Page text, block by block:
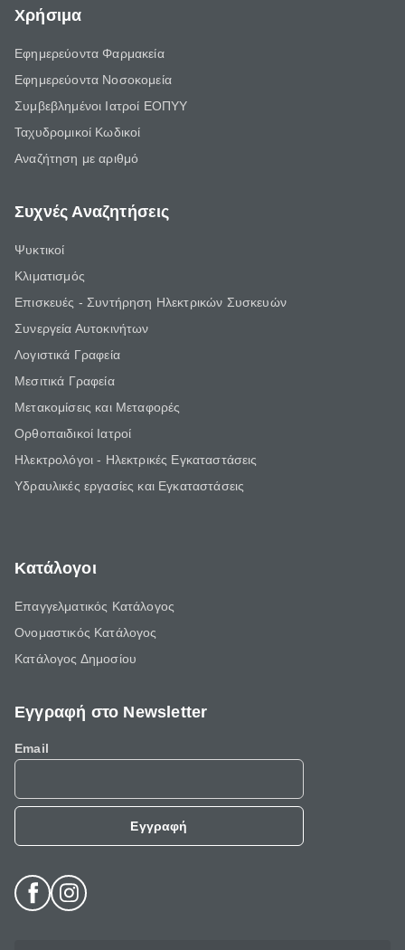
Χρήσιμα
Εφημερεύοντα Φαρμακεία
Εφημερεύοντα Νοσοκομεία
Συμβεβλημένοι Ιατροί ΕΟΠΥΥ
Ταχυδρομικοί Κωδικοί
Αναζήτηση με αριθμό
Συχνές Αναζητήσεις
Ψυκτικοί
Κλιματισμός
Επισκευές - Συντήρηση Ηλεκτρικών Συσκευών
Συνεργεία Αυτοκινήτων
Λογιστικά Γραφεία
Μεσιτικά Γραφεία
Μετακομίσεις και Μεταφορές
Ορθοπαιδικοί Ιατροί
Ηλεκτρολόγοι - Ηλεκτρικές Εγκαταστάσεις
Υδραυλικές εργασίες και Εγκαταστάσεις
Κατάλογοι
Επαγγελματικός Κατάλογος
Ονομαστικός Κατάλογος
Κατάλογος Δημοσίου
Εγγραφή στο Newsletter
Email
Εγγραφή